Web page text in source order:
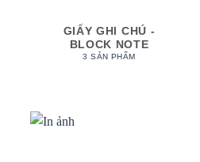
GIẤY GHI CHÚ -
BLOCK NOTE
3 SẢN PHẨM